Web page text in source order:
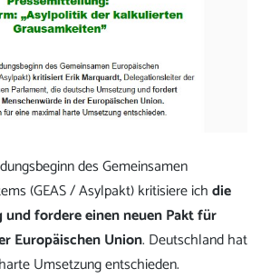
des Gemeinsamen
(GEAS / Asylpakt) kritisiere ichdie
fordere einen neuen Pakt für
Europäischen Union. Deutschland hat
Umsetzung entschieden.